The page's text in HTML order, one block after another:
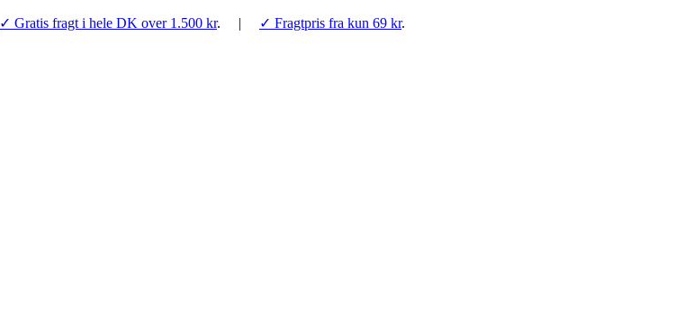
✓ Gratis fragt i hele DK over 1.500 kr. | ✓ Fragtpris fra kun 69 kr.